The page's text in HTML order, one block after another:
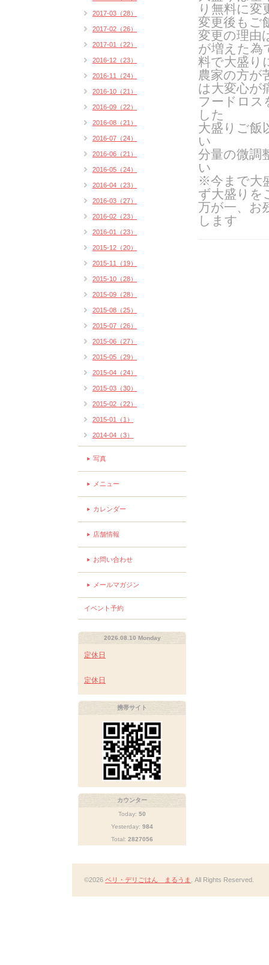
り無料に変
変更後もご
変更の理由
が増えた為
料で大盛り
農家の方が
は大変心が
フードロス
した
大盛りご飯
い
分量の微調
い
※今まで大
ず大盛りを
万が一、お
します
2017-03（28）
2017-02（26）
2017-01（22）
2016-12（23）
2016-11（24）
2016-10（21）
2016-09（22）
2016-08（21）
2016-07（24）
2016-06（21）
2016-05（24）
2016-04（23）
2016-03（27）
2016-02（23）
2016-01（23）
2015-12（20）
2015-11（19）
2015-10（28）
2015-09（28）
2015-08（25）
2015-07（26）
2015-06（27）
2015-05（29）
2015-04（24）
2015-03（30）
2015-02（22）
2015-01（1）
2014-04（3）
写真
メニュー
カレンダー
店舗情報
お問い合わせ
メールマガジン
イベント予約
2026.08.10 Monday
定休日
定休日
携帯サイト
カウンター
Today: 50
Yesterday: 984
Total: 2827056
©2026 ベリ・デリごはん まるうま . All Rights Reserved.